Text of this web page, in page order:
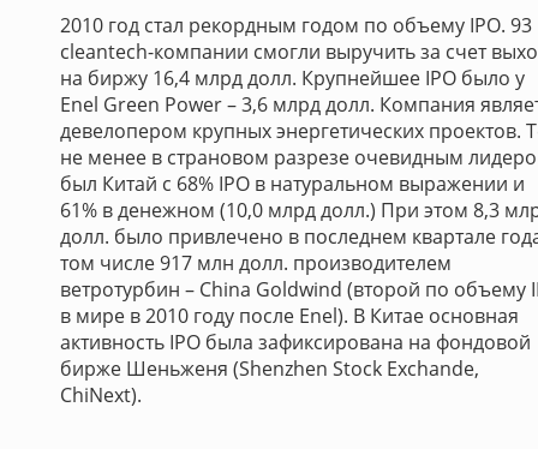
2010 год стал рекордным годом по объему IPO. 93
cleantech-компании смогли выручить за счет
на биржу 16,4 млрд долл. Крупнейшее IPO было у
Enel Green Power – 3,6 млрд долл. Компания
девелопером крупных энергетических проектов.
не менее в страновом разрезе очевидным
был Китай с 68% IPO в натуральном выражении и
61% в денежном (10,0 млрд долл.) При этом 8,3
долл. было привлечено в последнем квартале
том числе 917 млн долл. производителем
ветротурбин – China Goldwind (второй по объему
в мире в 2010 году после Enel). В Китае основная
активность IPO была зафиксирована на фондовой
бирже Шеньженя (Shenzhen Stock Exchande,
ChiNext).